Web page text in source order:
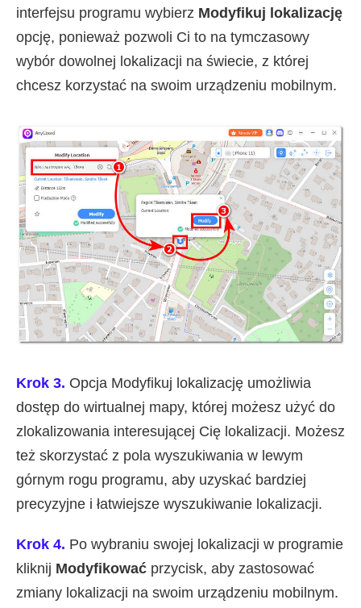
interfejsu programu wybierz Modyfikuj lokalizację
opcję, ponieważ pozwoli Ci to na tymczasowy
wybór dowolnej lokalizacji na świecie, z której
chcesz korzystać na swoim urządzeniu mobilnym.
Krok 3. Opcja Modyfikuj lokalizację umożliwia
dostęp do wirtualnej mapy, której możesz użyć do
zlokalizowania interesującej Cię lokalizacji. Możesz
też skorzystać z pola wyszukiwania w lewym
górnym rogu programu, aby uzyskać bardziej
precyzyjne i łatwiejsze wyszukiwanie lokalizacji.
Krok 4. Po wybraniu swojej lokalizacji w programie
kliknij Modyfikować przycisk, aby zastosować
zmiany lokalizacji na swoim urządzeniu mobilnym.